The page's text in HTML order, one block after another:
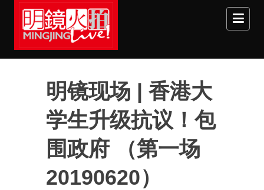
Skip to main content
明镜现场 | 香港大
学生升级抗议！包
围政府 （第一场
20190620）